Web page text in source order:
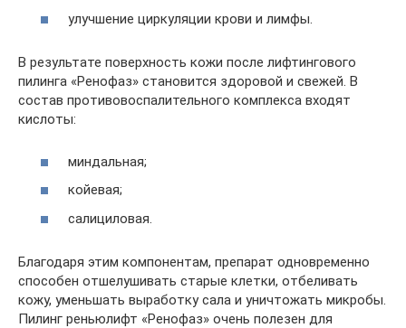
улучшение циркуляции крови и лимфы.
В результате поверхность кожи после лифтингового
пилинга «Ренофаз» становится здоровой и свежей. В
состав противовоспалительного комплекса входят
кислоты:
миндальная;
койевая;
салициловая.
Благодаря этим компонентам, препарат одновременно
способен отшелушивать старые клетки, отбеливать
кожу, уменьшать выработку сала и уничтожать микробы.
Пилинг реньюлифт «Ренофаз» очень полезен для